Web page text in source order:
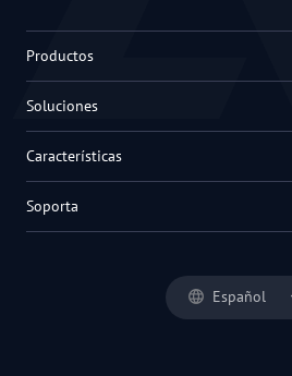
Español
Productos
Soluciones
Características
Soporta